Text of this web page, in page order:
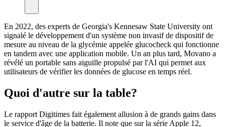
En 2022, des experts de Georgia's Kennesaw State University ont
signalé le développement d'un système non invasif de dispositif de
mesure au niveau de la glycémie appelée glucocheck qui fonctionne
en tandem avec une application mobile. Un an plus tard, Movano a
révélé un portable sans aiguille propulsé par l'AI qui permet aux
utilisateurs de vérifier les données de glucose en temps réel.
Quoi d'autre sur la table?
Le rapport Digitimes fait également allusion à de grands gains dans
le service d'âge de la batterie. Il note que sur la série Apple 12,